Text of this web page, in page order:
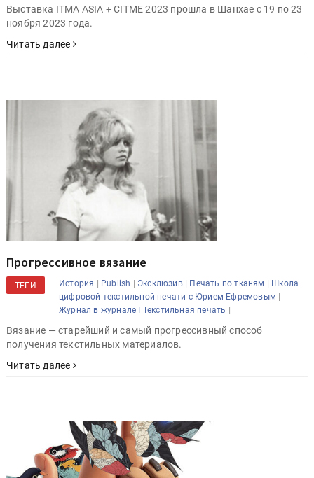
Выставка ITMA ASIA + CITME 2023 прошла в Шанхае с 19 по 23
ноября 2023 года.
Читать далее
Прогрессивное вязание
ТЕГИ История | Publish | Эксклюзив| Печать по тканям | Школа
цифровой текстильной печати с Юрием Ефремовым |
Журнал в журнале I Текстильная печать |
Вязание — старейший и самый прогрессивный способ
получения текстильных материалов.
Читать далее